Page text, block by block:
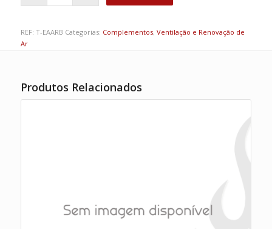
REF: T-EAARB Categorias: Complementos, Ventilação e Renovação de
Ar
Produtos Relacionados